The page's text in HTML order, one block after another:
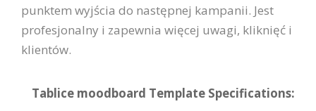
punktem wyjścia do następnej kampanii. Jest
profesjonalny i zapewnia więcej uwagi, kliknięć i
klientów.
Tablice moodboard Template Specifications: